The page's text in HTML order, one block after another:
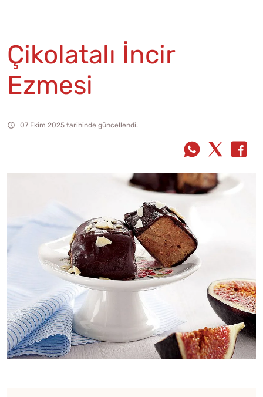
Çikolatalı İncir
Ezmesi
07 Ekim 2025 tarihinde güncellendi.